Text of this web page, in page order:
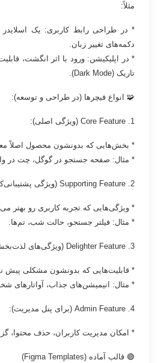
مثلاً:
* در طراحی رابط کاربری: یک
دکمه‌های تغییر زبان.
* در اپلیکیشن: ورود با اثر انگشت،
تاریک (Dark Mode).
🧩 انواع فیچرها (در طراحی و توسعه):
1. Core Feature (ویژگی اصلی):
* بخش‌هایی که بدونشون محصول اصلاً
* مثال: صفحه جستجو در گوگل، چت در
2. Supporting Feature (ویژگی پشتیبانی‌کننده):
* ویژگی‌هایی که تجربه کاربری رو بهتر
* مثال: فیلتر جستجو، حالت شب، تم‌ها.
3. Delighter Feature (ویژگی‌های لذت‌بخش):
* قابلیت‌هایی که بدونشون مشکلی پیش
* مثال: انیمیشن‌های جذاب، آواتارهای
4. Admin Feature (برای پنل مدیریت):
* امکان مدیریت کاربران، حذف محتوا،
🟢 قالب آماده (Figma Templates)